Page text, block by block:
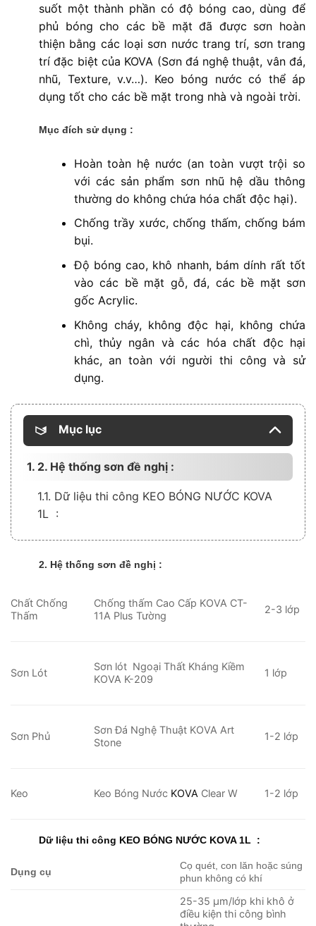
suốt một thành phần có độ bóng cao, dùng để
phủ bóng cho các bề mặt đã được sơn hoàn
thiện bằng các loại sơn nước trang trí, sơn trang
trí đặc biệt của KOVA (Sơn đá nghệ thuật, vân đá,
nhũ, Texture, v.v…). Keo bóng nước có thể áp
dụng tốt cho các bề mặt trong nhà và ngoài trời.
Mục đích sử dụng :
Hoàn toàn hệ nước (an toàn vượt trội so
với các sản phẩm sơn nhũ hệ dầu thông
thường do không chứa hóa chất độc hại).
Chống trầy xước, chống thấm, chống bám
bụi.
Độ bóng cao, khô nhanh, bám dính rất tốt
vào các bề mặt gỗ, đá, các bề mặt sơn
gốc Acrylic.
Không cháy, không độc hại, không chứa
chì, thủy ngân và các hóa chất độc hại
khác, an toàn với người thi công và sử
dụng.
Mục lục
1. 2. Hệ thống sơn đề nghị :
1.1. Dữ liệu thi công KEO BÓNG NƯỚC KOVA
1L :
2. Hệ thống sơn đề nghị :
Chất Chống
Thấm
Chống thấm Cao Cấp KOVA CT-
11A Plus Tường
2-3 lớp
Sơn Lót
Sơn lót Ngoại Thất Kháng Kiềm
KOVA K-209
1 lớp
Sơn Phủ
Sơn Đá Nghệ Thuật KOVA Art
Stone
1-2 lớp
Keo Keo Bóng Nước KOVA Clear W 1-2 lớp
Dữ liệu thi công KEO BÓNG NƯỚC KOVA 1L :
Dụng cụ
Cọ quét, con lăn hoặc súng
phun không có khí
25-35 µm/lớp khi khô ở
điều kiện thi công bình